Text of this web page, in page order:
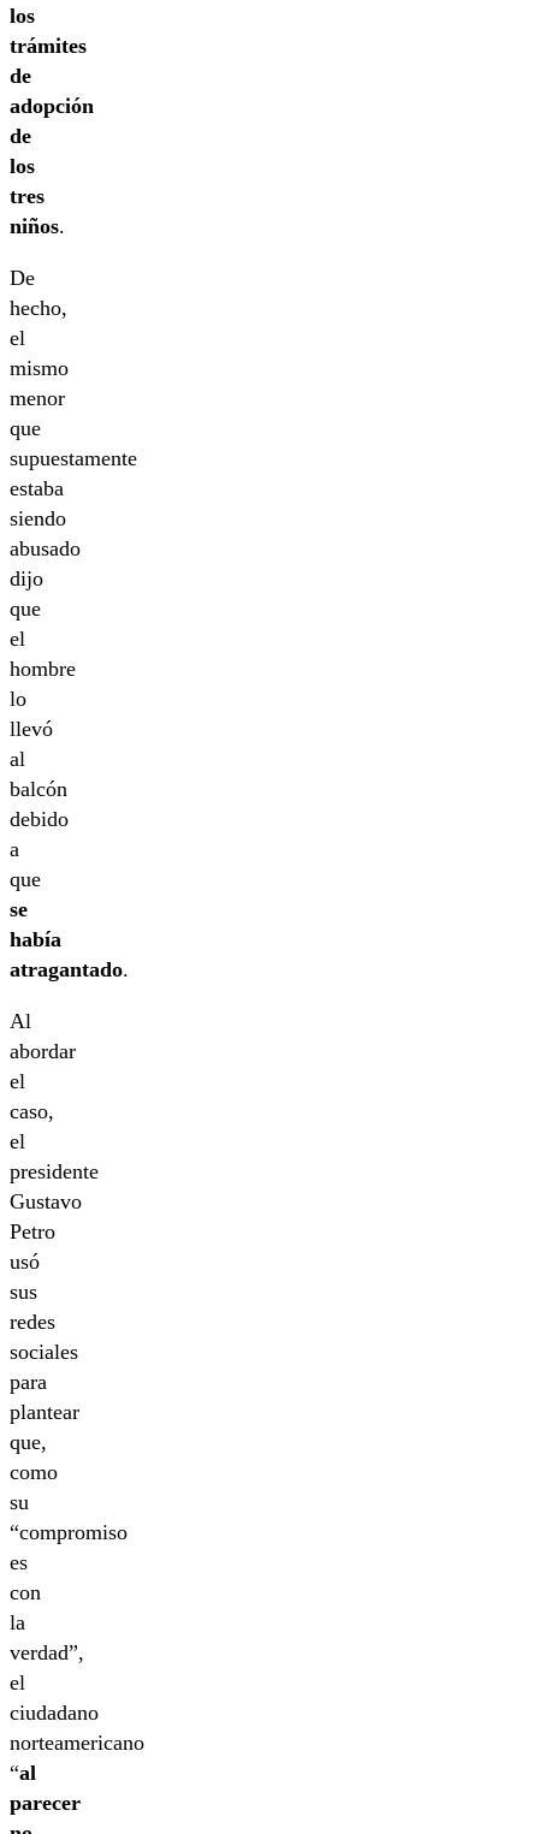
los
trámites
de
adopción
de
los
tres
niños.
De
hecho,
el
mismo
menor
que
supuestamente
estaba
siendo
abusado
dijo
que
el
hombre
lo
llevó
al
balcón
debido
a
que
se
había
atragantado.
Al
abordar
el
caso,
el
presidente
Gustavo
Petro
usó
sus
redes
sociales
para
plantear
que,
como
su
“compromiso
es
con
la
verdad”,
el
ciudadano
norteamericano
“al
parecer